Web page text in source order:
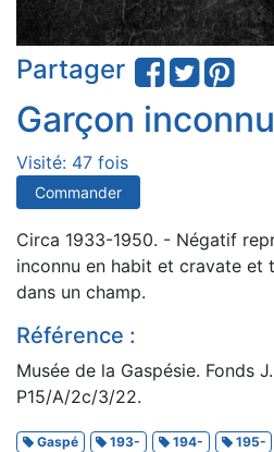
Partager
Garçon inconnu
Visité: 47 fois
Commander
Circa 1933-1950. - Négatif
inconnu en habit et cravate et
dans un champ.
Référence :
Musée de la Gaspésie. Fonds
P15/A/2c/3/22.
Gaspé 193- 194- 195-